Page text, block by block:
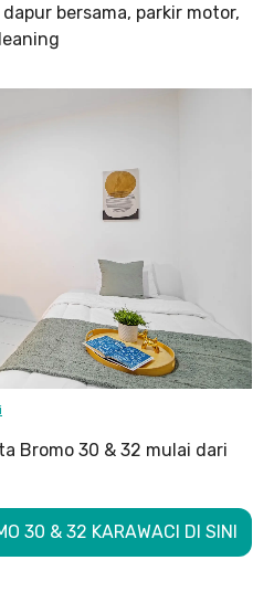
bersama, parkir motor,
Bromo 30 & 32 mulai dari
30 & 32 KARAWACI DI SINI